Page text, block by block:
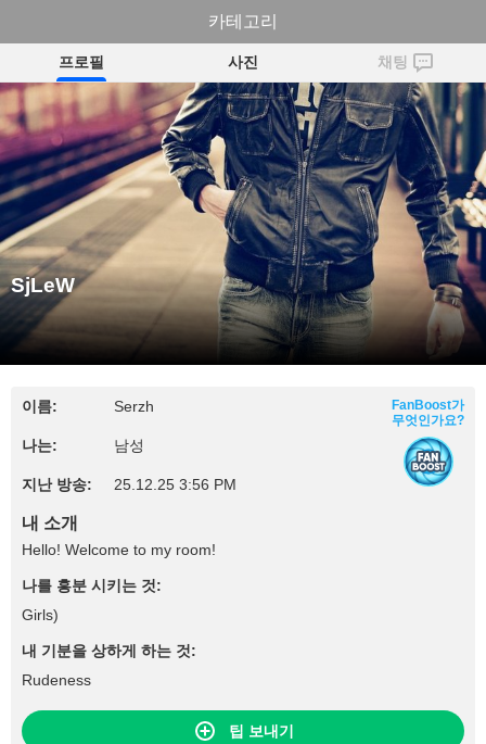
SjLeW
프로필 사진 채팅
SjLeW
이름: Serzh
나는: 남성
지난 방송: 25.12.25 3:56 PM
FanBoost가
무엇인가요?
내 소개
Hello! Welcome to my room!
나를 흥분 시키는 것:
Girls)
내 기분을 상하게 하는 것:
Rudeness
팁 보내기
카테고리